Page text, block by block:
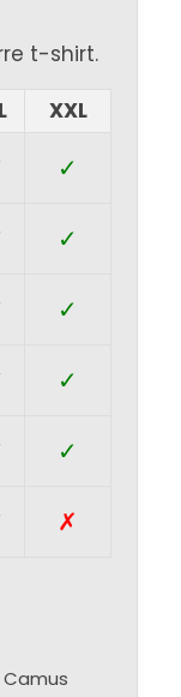
t-shirt.
XXL
✓
✓
✓
✓
✓
✗
Camus